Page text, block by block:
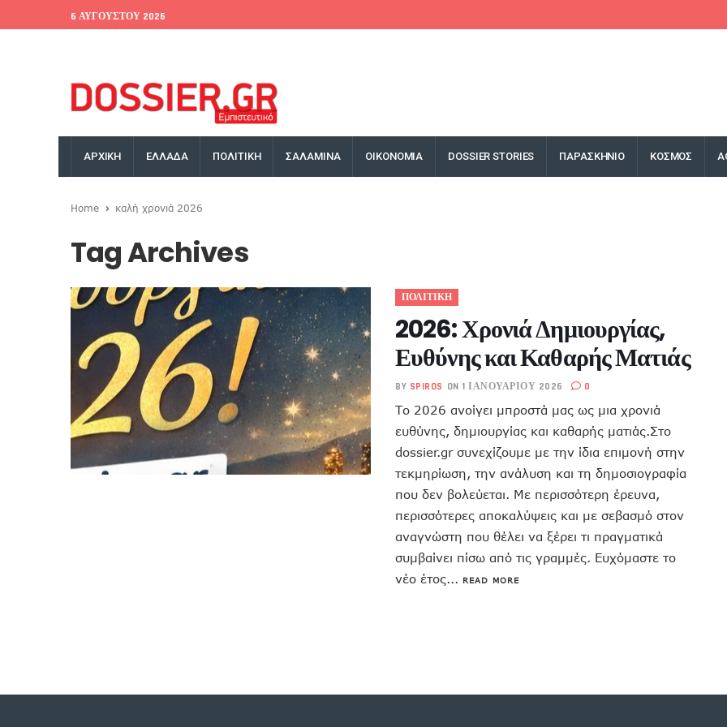
6 ΑΥΓΟΎΣΤΟΥ 2026
ΑΡΧΙΚΗ ΕΛΛΑΔΑ ΠΟΛΙΤΙΚΗ ΣΑΛΑΜΙΝΑ ΟΙΚΟΝΟΜΙΑ DOSSIER STORIES ΠΑΡΑΣΚΗΝΙΟ ΚΟΣΜΟΣ
Home καλή χρονιά 2026
Tag Archives
ΠΟΛΙΤΙΚΗ
2026: Χρονιά Δημιουργίας,
Ευθύνης και Καθαρής Ματιάς
BY SPIROS ON 1 ΙΑΝΟΥΑΡΊΟΥ 2026 0
Το 2026 ανοίγει μπροστά μας ως μια χρονιά
ευθύνης, δημιουργίας και καθαρής ματιάς.Στο
dossier.gr συνεχίζουμε με την ίδια επιμονή στην
τεκμηρίωση, την ανάλυση και τη δημοσιογραφία
που δεν βολεύεται. Με περισσότερη έρευνα,
περισσότερες αποκαλύψεις και με σεβασμό στον
αναγνώστη που θέλει να ξέρει τι πραγματικά
συμβαίνει πίσω από τις γραμμές. Ευχόμαστε το
νέο έτος... READ MORE